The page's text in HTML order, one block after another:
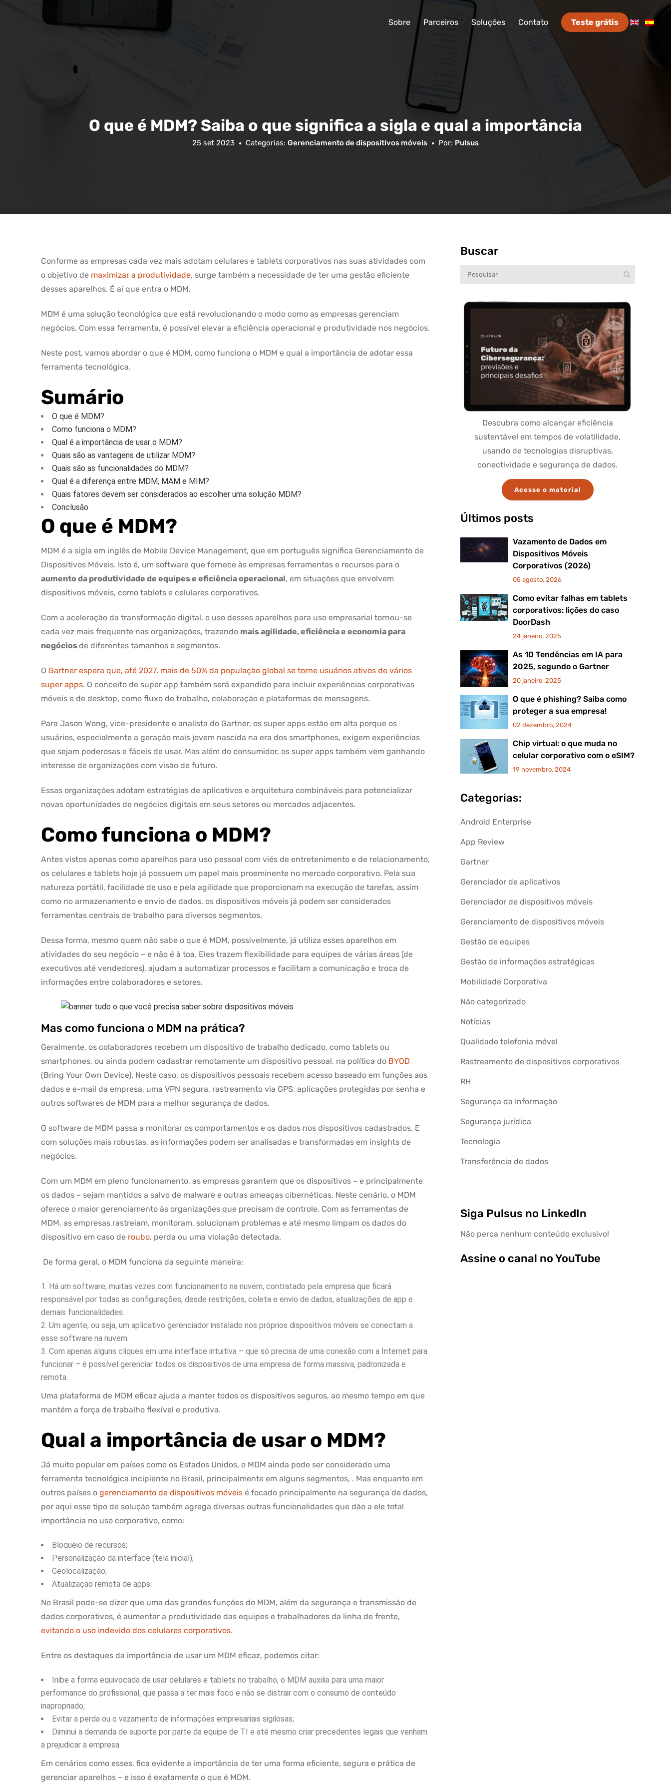
Sobre Parceiros Soluções Contato Teste grátis
O que é MDM? Saiba o que significa a sigla e qual a importância
25 set 2023 Categorias: Gerenciamento de dispositivos móveis Por: Pulsus
Conforme as empresas cada vez mais adotam celulares e tablets corporativos nas suas atividades com
o objetivo de maximizar a produtividade, surge também a necessidade de ter uma gestão eficiente
desses aparelhos. É aí que entra o MDM.
MDM é uma solução tecnológica que está revolucionando o modo como as empresas gerenciam
negócios. Com essa ferramenta, é possível elevar a eficiência operacional e produtividade nos negócios.
Neste post, vamos abordar o que é MDM, como funciona o MDM e qual a importância de adotar essa
ferramenta tecnológica.
Sumário
O que é MDM?
Como funciona o MDM?
Qual é a importância de usar o MDM?
Quais são as vantagens de utilizar MDM?
Quais são as funcionalidades do MDM?
Qual é a diferença entre MDM, MAM e MIM?
Quais fatores devem ser considerados ao escolher uma solução MDM?
Conclusão
O que é MDM?
MDM é a sigla em inglês de Mobile Device Management, que em português significa Gerenciamento de
Dispositivos Móveis. Isto é, um software que fornece às empresas ferramentas e recursos para o
aumento da produtividade de equipes e eficiência operacional, em situações que envolvem
dispositivos móveis, como tablets e celulares corporativos.
Com a aceleração da transformação digital, o uso desses aparelhos para uso empresarial tornou-se
cada vez mais frequente nas organizações, trazendo mais agilidade, eficiência e economia para
negóciosde diferentes tamanhos e segmentos.
O Gartner espera que, até 2027, mais de 50% da população global se torne usuários ativos de vários
super apps. O conceito de super app também será expandido para incluir experiências corporativas
móveis e de desktop, como fluxo de trabalho, colaboração e plataformas de mensagens.
Para Jason Wong, vice-presidente e analista do Gartner, os super apps estão em alta porque os
usuários, especialmente a geração mais jovem nascida na era dos smartphones, exigem experiências
que sejam poderosas e fáceis de usar. Mas além do consumidor, os super apps também vem ganhando
interesse de organizações com visão de futuro.
Essas organizações adotam estratégias de aplicativos e arquitetura combináveis para potencializar
novas oportunidades de negócios digitais em seus setores ou mercados adjacentes.
Como funciona o MDM?
Antes vistos apenas como aparelhos para uso pessoal com viés de entretenimento e de relacionamento,
os celulares e tablets hoje já possuem um papel mais proeminente no mercado corporativo. Pela sua
natureza portátil, facilidade de uso e pela agilidade que proporcionam na execução de tarefas, assim
como no armazenamento e envio de dados, os dispositivos móveis já podem ser considerados
ferramentas centrais de trabalho para diversos segmentos.
Dessa forma, mesmo quem não sabe o que é MDM, possivelmente, já utiliza esses aparelhos em
atividades do seu negócio – e não é à toa. Eles trazem flexibilidade para equipes de várias áreas (de
executivos até vendedores), ajudam a automatizar processos e facilitam a comunicação e troca de
informações entre colaboradores e setores.
Mas como funciona o MDM na prática?
Geralmente, os colaboradores recebem um dispositivo de trabalho dedicado, como tablets ou
smartphones, ou ainda podem cadastrar remotamente um dispositivo pessoal, na política do BYOD
(Bring Your Own Device). Neste caso, os dispositivos pessoais recebem acesso baseado em funções aos
dados e e-mail da empresa, uma VPN segura, rastreamento via GPS, aplicações protegidas por senha e
outros softwares de MDM para a melhor segurança de dados.
O software de MDM passa a monitorar os comportamentos e os dados nos dispositivos cadastrados. E
com soluções mais robustas, as informações podem ser analisadas e transformadas em insights de
negócios.
Com um MDM em pleno funcionamento, as empresas garantem que os dispositivos – e principalmente
os dados – sejam mantidos a salvo de malware e outras ameaças cibernéticas. Neste cenário, o MDM
oferece o maior gerenciamento às organizações que precisam de controle. Com as ferramentas de
MDM, as empresas rastreiam, monitoram, solucionam problemas e até mesmo limpam os dados do
dispositivo em caso de roubo, perda ou uma violação detectada.
De forma geral, o MDM funciona da seguinte maneira:
Há um software, muitas vezes com funcionamento na nuvem, contratado pela empresa que ficará
responsável por todas as configurações, desde restrições, coleta e envio de dados, atualizações de app e
demais funcionalidades.
Um agente, ou seja, um aplicativo gerenciador instalado nos próprios dispositivos móveis se conectam a
esse software na nuvem.
Com apenas alguns cliques em uma interface intuitiva – que só precisa de uma conexão com a Internet para
funcionar – é possível gerenciar todos os dispositivos de uma empresa de forma massiva, padronizada e
remota.
Uma plataforma de MDM eficaz ajuda a manter todos os dispositivos seguros, ao mesmo tempo em que
mantém a força de trabalho flexível e produtiva.
Qual a importância de usar o MDM?
Já muito popular em países como os Estados Unidos, o MDM ainda pode ser considerado uma
ferramenta tecnológica incipiente no Brasil, principalmente em alguns segmentos, . Mas enquanto em
outros países o gerenciamento de dispositivos móveis é focado principalmente na segurança de dados,
por aqui esse tipo de solução também agrega diversas outras funcionalidades que dão a ele total
importância no uso corporativo, como:
Bloqueio de recursos;
Personalização da interface (tela inicial);
Geolocalização;
Atualização remota de apps .
No Brasil pode-se dizer que uma das grandes funções do MDM, além da segurança e transmissão de
dados corporativos, é aumentar a produtividade das equipes e trabalhadores da linha de frente,
evitando o uso indevido dos celulares corporativos.
Entre os destaques da importância de usar um MDM eficaz, podemos citar:
Inibe a forma equivocada de usar celulares e tablets no trabalho, o MDM auxilia para uma maior
performance do profissional, que passa a ter mais foco e não se distrair com o consumo de conteúdo
inapropriado;
Evitar a perda ou o vazamento de informações empresariais sigilosas;
Diminui a demanda de suporte por parte da equipe de TI e até mesmo criar precedentes legais que venham
a prejudicar a empresa.
Em cenários como esses, fica evidente a importância de ter uma forma eficiente, segura e prática de
gerenciar aparelhos – e isso é exatamente o que é MDM.
Buscar
Descubra como alcançar eficiência
sustentável em tempos de volatilidade,
usando de tecnologias disruptivas,
conectividade e segurança de dados.
Acesse o material
Últimos posts
Vazamento de Dados em
Dispositivos Móveis
Corporativos (2026)
05 agosto, 2026
Como evitar falhas em tablets
corporativos: lições do caso
DoorDash
24 janeiro, 2025
As 10 Tendências em IA para
2025, segundo o Gartner
20 janeiro, 2025
O que é phishing? Saiba como
proteger a sua empresa!
02 dezembro, 2024
Chip virtual: o que muda no
celular corporativo com o eSIM?
19 novembro, 2024
Categorias:
Android Enterprise
App Review
Gartner
Gerenciador de aplicativos
Gerenciador de dispositivos móveis
Gerenciamento de dispositivos móveis
Gestão de equipes
Gestão de informações estratégicas
Mobilidade Corporativa
Não categorizado
Notícias
Qualidade telefonia móvel
Rastreamento de dispositivos corporativos
RH
Segurança da Informação
Segurança jurídica
Tecnologia
Transferência de dados
Siga Pulsus no LinkedIn
Não perca nenhum conteúdo exclusivo!
Assine o canal no YouTube